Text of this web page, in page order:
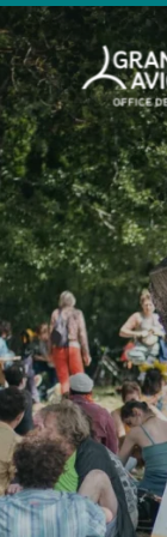
Grand Avignon